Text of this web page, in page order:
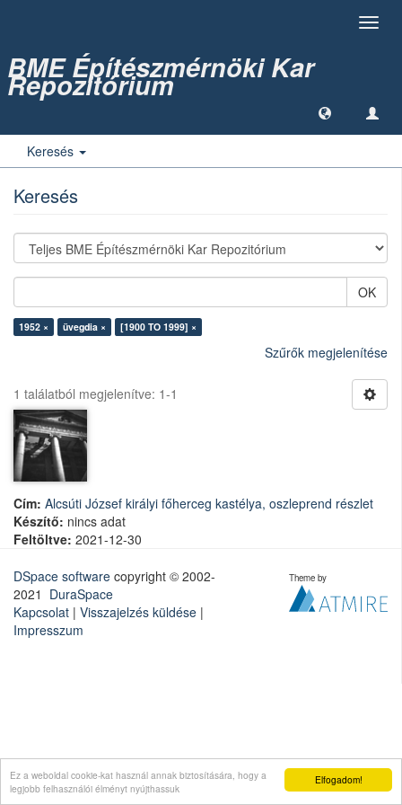
Elfogadom!
Ez a weboldal cookie-kat használ annak biztosítására, hogy a
legjobb felhasználói élményt nyújthassuk
BME Építészmérnöki Kar
Repozitórium
Keresés
Keresés
OK
1952 × üvegdia × [1900 TO 1999] ×
Szűrők megjelenítése
1 találatból megjelenítve: 1-1
Cím: Alcsúti József királyi főherceg kastélya, oszleprend részlet
Készítő: nincs adat
Feltöltve: 2021-12-30
DSpace software copyright © 2002-
2021 DuraSpace
Kapcsolat | Visszajelzés küldése |
Impresszum
Theme by